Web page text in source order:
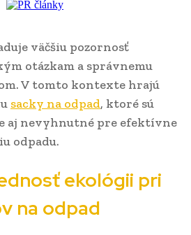
väčšiu pozornosť
otázkam a správnemu
V tomto kontexte hrajú
sacky na odpad, ktoré sú
aj nevyhnutné pre efektívne
odpadu.
ekológii pri
na odpad